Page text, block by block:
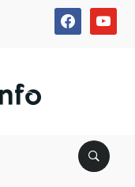
facebookyoutube